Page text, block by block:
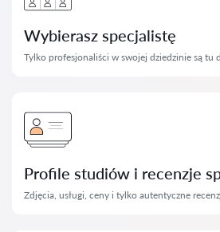
Wybierasz specjalistę
Tylko profesjonaliści w swojej dziedzinie są tu
Profile studiów i recenzje
Zdjęcia, usługi, ceny i tylko autentyczne